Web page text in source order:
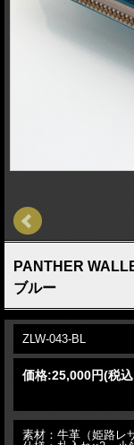
PANTHER
ブルー
ZLW-043-BL
価格:25,000円(税
素材：牛革（姫路レ